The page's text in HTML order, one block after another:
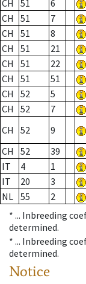
CH 51 6
CH
51 7
CH
51 8
CH
51 21
CH
51 22
CH
51 51
CH
52 5
CH
52 7
CH
52 9
CH
52 39
IT
4 1
IT
20 3
NL 55 2
* ... Inbreeding
determined.
* ... Inbreeding
determined.
Notice